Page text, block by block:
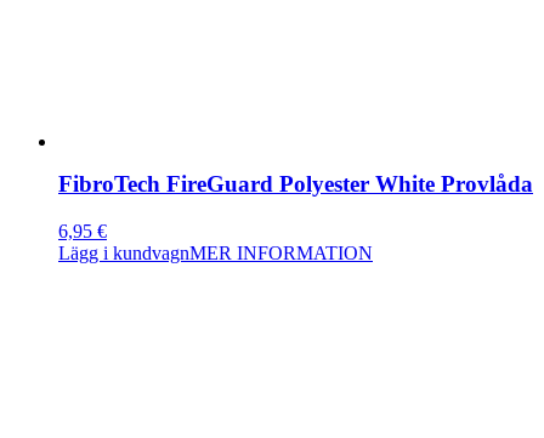
FibroTech FireGuard Polyester White Provlåda
6,95 €
Lägg i kundvagnMER INFORMATION